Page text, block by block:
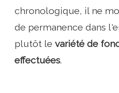
chronologique, il ne
de permanence dans
plutôt le variété de
effectuées.